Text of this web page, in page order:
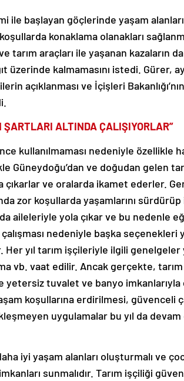
ile başlayan göçlerinde yaşam
konaklama olanakları
tarım araçları ile yaşanan kazaların
üzerinde kalmamasını istedi. Gürer,
açıklanması ve İçişleri
ŞARTLARI ALTINDA ÇALIŞIYORLAR”
kullanılmaması nedeniyle özellikle
Güneydoğu’dan ve doğudan gelen
çıkarlar ve oralarda ikamet ederler.
zor koşullarda yaşamlarını
aileleriyle yola çıkar ve bu nedenle
nedeniyle başka seçenekleri
yıl tarım işçileriyle ilgili genelgeler
vb. vaat edilir. Ancak gerçekte,
yetersiz tuvalet ve banyo imkanlarıyla
koşullarına erdirilmesi, güvenceli
uygulamalar bu yıl da
iyi yaşam alanları oluşturmalı ve
sunmalıdır. Tarım işçiliği